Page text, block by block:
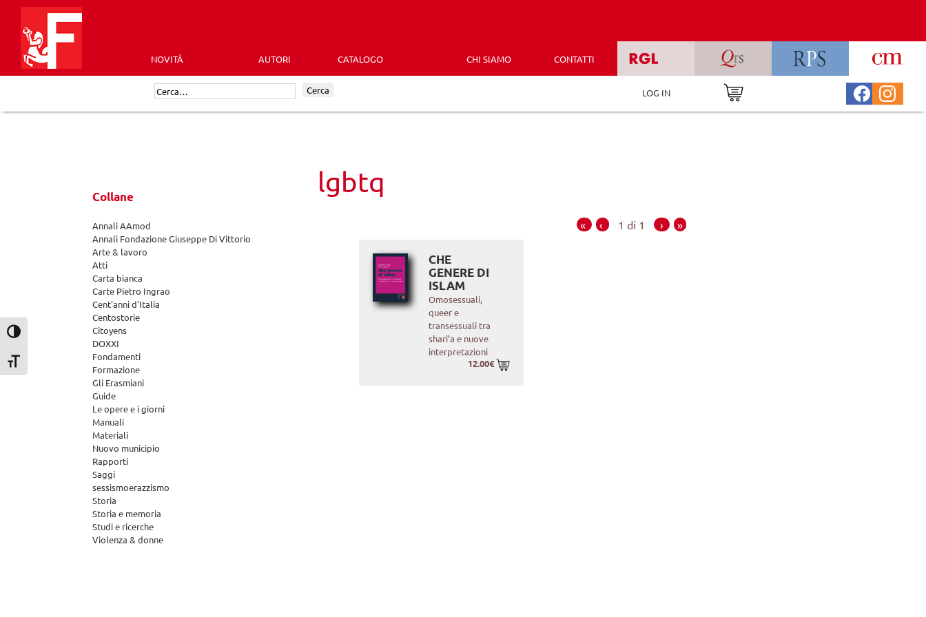
Attiva/disattiva alto contrasto
Attiva/disattiva dimensione testo
content
Futura
Editrice
NOVITÀ AUTORI CATALOGO CHI SIAMO CONTATTI
Cerca: Cerca LOG IN
Collane
Annali AAmod
Annali Fondazione Giuseppe Di Vittorio
Arte & lavoro
Atti
Carta bianca
Carte Pietro Ingrao
Cent'anni d'Italia
Centostorie
Citoyens
DOXXI
Fondamenti
Formazione
Gli Erasmiani
Guide
Le opere e i giorni
Manuali
Materiali
Nuovo municipio
Rapporti
Saggi
sessismoerazzismo
Storia
Storia e memoria
Studi e ricerche
Violenza & donne
lgbtq
« ‹ 1 di 1 › »
CHE
GENERE DI
ISLAM
Omosessuali,
queer e
transessuali tra
shari’a e nuove
interpretazioni
12.00€